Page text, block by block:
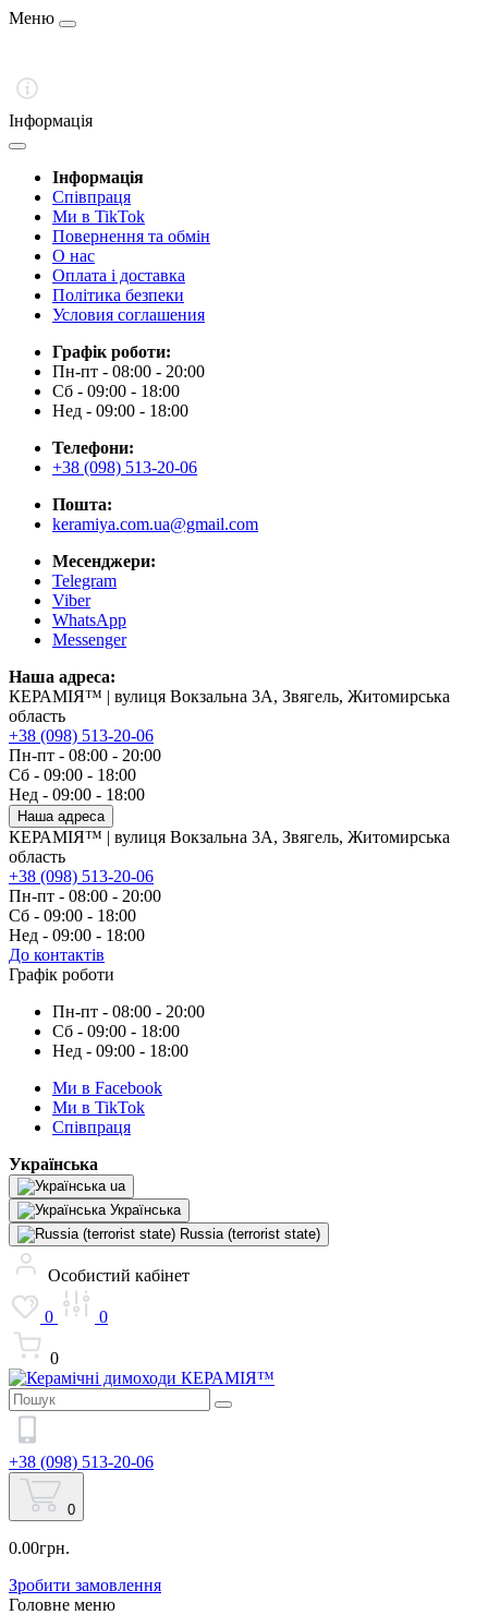
Меню
Інформація
Інформація
Cпівпраця
Ми в TikTok
Повернення та обмін
О нас
Оплата і доставка
Політика безпеки
Условия соглашения
Графік роботи:
Пн-пт - 08:00 - 20:00
Сб - 09:00 - 18:00
Нед - 09:00 - 18:00
Телефони:
+38 (098) 513-20-06
Пошта:
keramiya.com.ua@gmail.com
Месенджери:
Telegram
Viber
WhatsApp
Messenger
Наша адреса:
КЕРАМІЯ™ | вулиця Вокзальна 3А, Звягель, Житомирська
область
+38 (098) 513-20-06
Пн-пт - 08:00 - 20:00
Сб - 09:00 - 18:00
Нед - 09:00 - 18:00
Наша адреса
КЕРАМІЯ™ | вулиця Вокзальна 3А, Звягель, Житомирська
область
+38 (098) 513-20-06
Пн-пт - 08:00 - 20:00
Сб - 09:00 - 18:00
Нед - 09:00 - 18:00
До контактів
Графік роботи
Пн-пт - 08:00 - 20:00
Сб - 09:00 - 18:00
Нед - 09:00 - 18:00
Ми в Facebook
Ми в TikTok
Cпівпраця
Українська
ua
Українська
Russia (terrorist state)
Особистий кабінет
0 0
0
+38 (098) 513-20-06
0
0.00грн.
Зробити замовлення
Головне меню